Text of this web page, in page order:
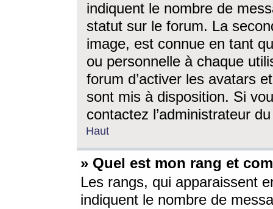
indiquent le nombre de
statut sur le forum. La
image, est connue en tant
ou personnelle à chaque
forum d’activer les avatars
sont mis à disposition. Si
contactez l’administrateur
Haut
» Quel est mon rang et
Les rangs, qui apparaissent
indiquent le nombre de